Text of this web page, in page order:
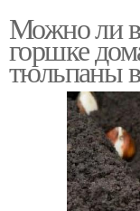
Можно ли
горшке
тюльпаны